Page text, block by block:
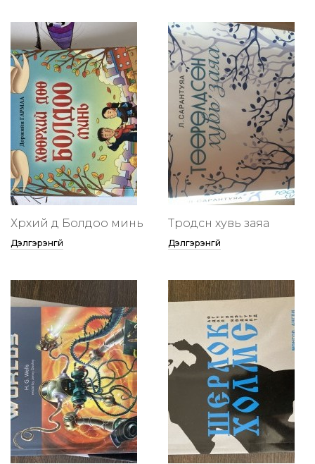
Хөөрхий дөө Болдоо минь
Дэлгэрэнгүй
Төөрөодсөн хувь заяа
Дэлгэрэнгүй